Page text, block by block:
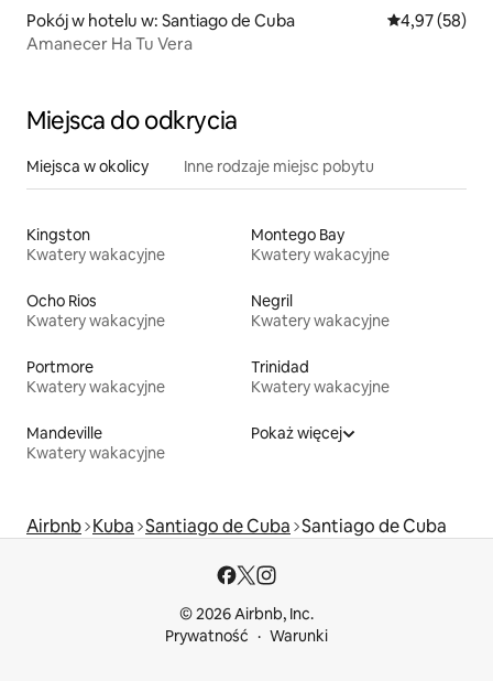
Pokój w hotelu w: Santiago de Cuba Średnia
4,97 (58)
Amanecer Ha Tu Vera
Miejsca do odkrycia
Miejsca w okolicy Inne rodzaje miejsc pobytu
Kingston
Kwatery wakacyjne
Montego Bay
Kwatery wakacyjne
Ocho Rios
Kwatery wakacyjne
Negril
Kwatery wakacyjne
Portmore
Kwatery wakacyjne
Trinidad
Kwatery wakacyjne
Mandeville
Kwatery wakacyjne
Pokaż więcej
Airbnb Kuba Santiago de Cuba Santiago de Cuba
© 2026 Airbnb, Inc.
Prywatność
Warunki